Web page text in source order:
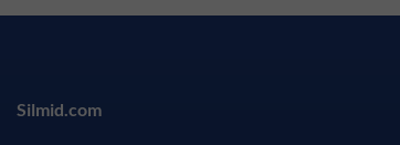
Silmid.com